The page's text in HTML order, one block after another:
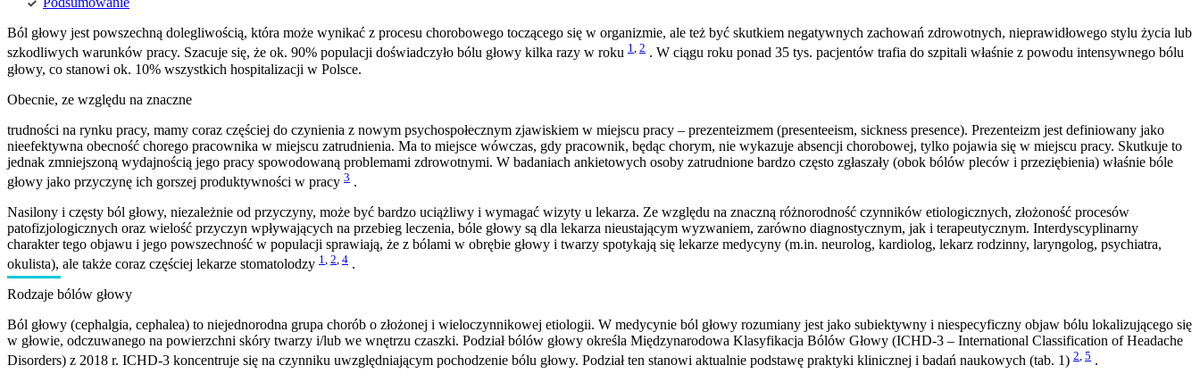
Ból głowy jest powszechną dolegliwością, która może wynikać z procesu chorobowego toczącego się w organizmie, ale też być skutkiem negatywnych zachowań zdrowotnych, nieprawidłowego stylu życia lub
szkodliwych warunków pracy. Szacuje się, że ok. 90% populacji doświadczyło bólu głowy kilka razy w roku 1, 2 . W ciągu roku ponad 35 tys. pacjentów trafia do szpitali właśnie z powodu intensywnego bólu
głowy, co stanowi ok. 10% wszystkich hospitalizacji w Polsce.
Obecnie, ze względu na znaczne
trudności na rynku pracy, mamy coraz częściej do czynienia z nowym psychospołecznym zjawiskiem w miejscu pracy – prezenteizmem (presenteeism, sickness presence). Prezenteizm jest definiowany jako
nieefektywna obecność chorego pracownika w miejscu zatrudnienia. Ma to miejsce wówczas, gdy pracownik, będąc chorym, nie wykazuje absencji chorobowej, tylko pojawia się w miejscu pracy. Skutkuje to
jednak zmniejszoną wydajnością jego pracy spowodowaną problemami zdrowotnymi. W badaniach ankietowych osoby zatrudnione bardzo często zgłaszały (obok bólów pleców i przeziębienia) właśnie bóle
głowy jako przyczynę ich gorszej produktywności w pracy 3 .
Nasilony i częsty ból głowy, niezależnie od przyczyny, może być bardzo uciążliwy i wymagać wizyty u lekarza. Ze względu na znaczną różnorodność czynników etiologicznych, złożoność procesów
patofizjologicznych oraz wielość przyczyn wpływających na przebieg leczenia, bóle głowy są dla lekarza nieustającym wyzwaniem, zarówno diagnostycznym, jak i terapeutycznym. Interdyscyplinarny
charakter tego objawu i jego powszechność w populacji sprawiają, że z bólami w obrębie głowy i twarzy spotykają się lekarze medycyny (m.in. neurolog, kardiolog, lekarz rodzinny, laryngolog, psychiatra,
okulista), ale także coraz częściej lekarze stomatolodzy 1, 2, 4 .
Rodzaje bólów głowy
Ból głowy (cephalgia, cephalea) to niejednorodna grupa chorób o złożonej i wieloczynnikowej etiologii. W medycynie ból głowy rozumiany jest jako subiektywny i niespecyficzny objaw bólu lokalizującego się
w głowie, odczuwanego na powierzchni skóry twarzy i/lub we wnętrzu czaszki. Podział bólów głowy określa Międzynarodowa Klasyfikacja Bólów Głowy (ICHD-3 – International Classification of Headache
Disorders) z 2018 r. ICHD-3 koncentruje się na czynniku uwzględniającym pochodzenie bólu głowy. Podział ten stanowi aktualnie podstawę praktyki klinicznej i badań naukowych (tab. 1) 2, 5 .